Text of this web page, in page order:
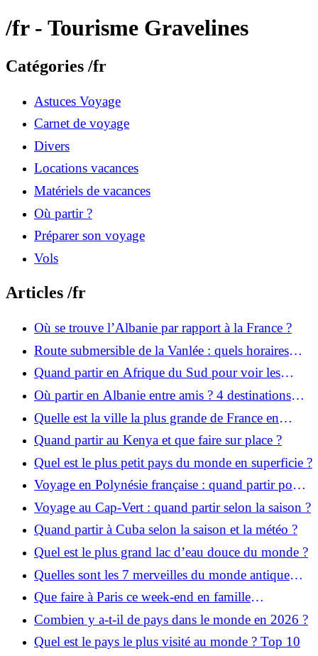
/fr - Tourisme Gravelines
Catégories /fr
Astuces Voyage
Carnet de voyage
Divers
Locations vacances
Matériels de vacances
Où partir ?
Préparer son voyage
Vols
Articles /fr
Où se trouve l’Albanie par rapport à la France ?
Route submersible de la Vanlée : quels horaires
consulter avant de passer ?
Quand partir en Afrique du Sud pour voir les
animaux ? La meilleure période safari
Où partir en Albanie entre amis ? 4 destinations
pour un séjour réussi
Quelle est la ville la plus grande de France en
superficie ?
Quand partir au Kenya et que faire sur place ?
Quel est le plus petit pays du monde en superficie ?
Voyage en Polynésie française : quand partir pour
profiter au mieux ?
Voyage au Cap-Vert : quand partir selon la saison ?
Quand partir à Cuba selon la saison et la météo ?
Quel est le plus grand lac d’eau douce du monde ?
Quelles sont les 7 merveilles du monde antique
encore visibles ?
Que faire à Paris ce week-end en famille
gratuitement ?
Combien y a-t-il de pays dans le monde en 2026 ?
Quel est le pays le plus visité au monde ? Top 10